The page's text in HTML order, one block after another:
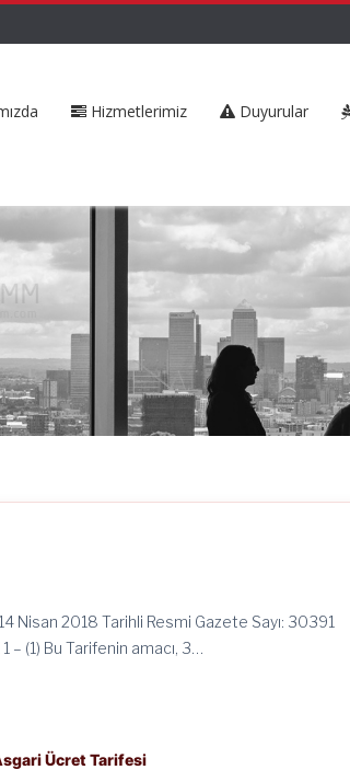
Hizmetlerimiz Duyurular
Nisan 2018 Tarihli Resmi Gazete Sayı: 30391
– (1) Bu Tarifenin amacı, 3…
Ücret Tarifesi